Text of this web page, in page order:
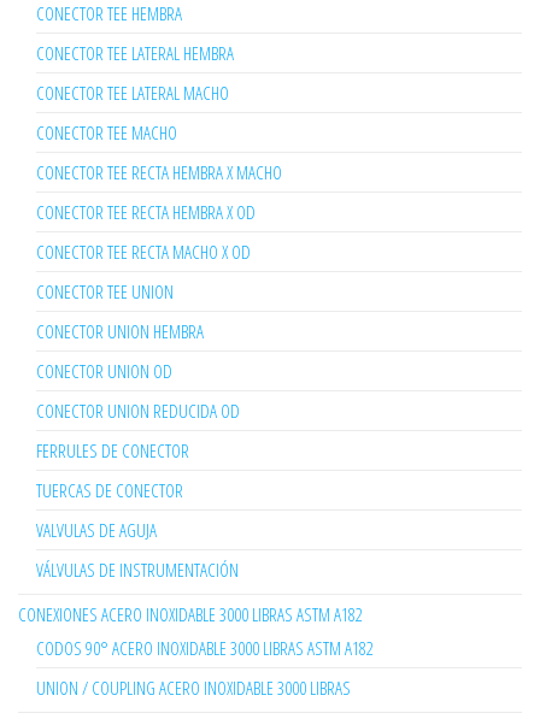
CONECTOR TEE HEMBRA
CONECTOR TEE LATERAL HEMBRA
CONECTOR TEE LATERAL MACHO
CONECTOR TEE MACHO
CONECTOR TEE RECTA HEMBRA X MACHO
CONECTOR TEE RECTA HEMBRA X OD
CONECTOR TEE RECTA MACHO X OD
CONECTOR TEE UNION
CONECTOR UNION HEMBRA
CONECTOR UNION OD
CONECTOR UNION REDUCIDA OD
FERRULES DE CONECTOR
TUERCAS DE CONECTOR
VALVULAS DE AGUJA
VÁLVULAS DE INSTRUMENTACIÓN
CONEXIONES ACERO INOXIDABLE 3000 LIBRAS ASTM A182
CODOS 90° ACERO INOXIDABLE 3000 LIBRAS ASTM A182
UNION / COUPLING ACERO INOXIDABLE 3000 LIBRAS